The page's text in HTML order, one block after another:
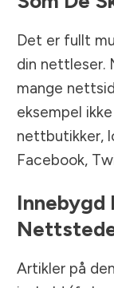
Det er fullt
din nettleser.
mange
eksempel
nettbutikker,
Facebook,
Innebygd
Artikler på